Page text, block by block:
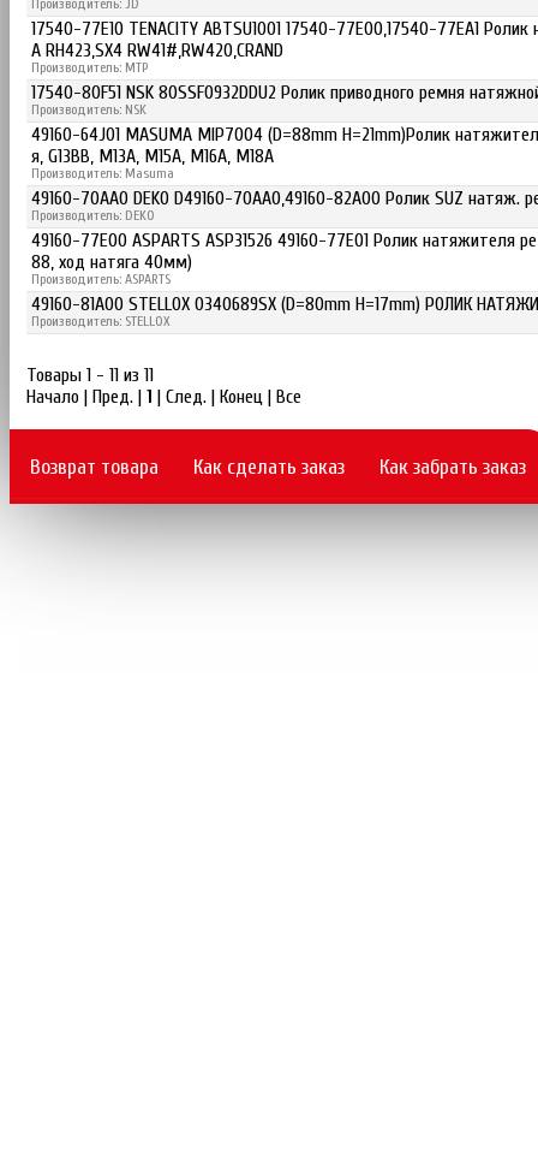
Производитель: JD
17540-77E10 TENACITY ABTSU1001 17540-77E00,17540-77EA1 Ролик
A RH423,SX4 RW41#,RW420,CRAND
Производитель: MTP
17540-80F51 NSK 80SSF0932DDU2 Ролик приводного ремня
Производитель: NSK
49160-64J01 MASUMA MIP7004 (D=88mm H=21mm)Ролик
я, G13BB, M13A, M15A, M16A, M18A
Производитель: Masuma
49160-70AA0 DEKO D49160-70AA0,49160-82A00 Ролик SUZ натяж.
Производитель: DEKO
49160-77E00 ASPARTS ASP31526 49160-77E01 Ролик натяжителя
88, ход натяга 40мм)
Производитель: ASPARTS
49160-81A00 STELLOX 0340689SX (D=80mm H=17mm) РОЛИК
Производитель: STELLOX
Товары 1 - 11 из 11
Начало | Пред. | 1 | След. | Конец | Все
Возврат товара Как сделать заказ Как забрать заказ